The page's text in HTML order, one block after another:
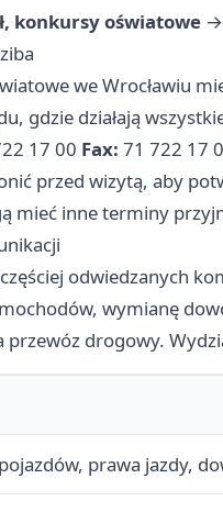
konkursy oświatowe →
we Wrocławiu
gdzie działają
17 00 Fax: 71 722 17
przed wizytą, aby
mieć inne terminy
odwiedzanych
wymianę
przewóz drogowy.
prawa jazdy,